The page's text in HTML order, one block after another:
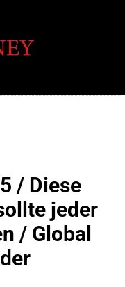
/ Diese
jeder
/ Global